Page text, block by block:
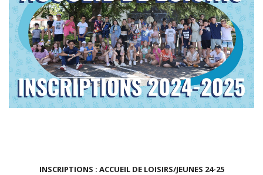
INSCRIPTIONS : ACCUEIL DE LOISIRS/JEUNES 24-25